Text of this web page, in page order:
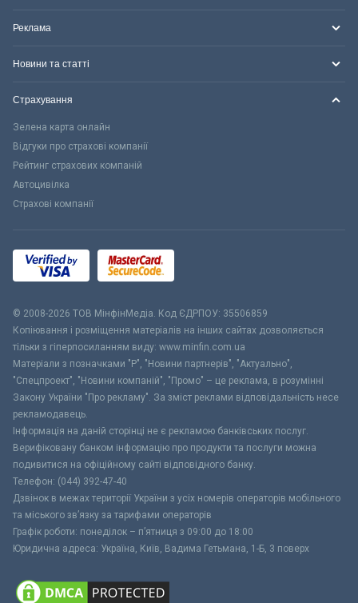
Реклама
Новини та статті
Страхування
Зелена карта онлайн
Відгуки про страхові компанії
Рейтинг страхових компаній
Автоцивілка
Страхові компанії
© 2008-2026 ТОВ МiнфiнМедiа. Код ЄДРПОУ: 35506859
Копіювання і розміщення матеріалів на інших сайтах дозволяється
тільки з гіперпосиланням виду: www.minfin.com.ua
Матеріали з позначками "Р", "Новини партнерів", "Актуально",
"Спецпроект", "Новини компаній", "Промо" – це реклама, в розумінні
Закону України "Про рекламу". За зміст реклами відповідальність несе
рекламодавець.
Інформація на даній сторінці не є рекламою банківських послуг.
Верифіковану банком інформацію про продукти та послуги можна
подивитися на офіційному сайті відповідного банку.
Телефон: (044) 392-47-40
Дзвінок в межах території України з усіх номерів операторів мобільного
та міського зв’язку за тарифами операторів
Графік роботи: понеділок – п’ятниця з 09:00 до 18:00
Юридична адреса: Україна, Київ, Вадима Гетьмана, 1-Б, 3 поверх